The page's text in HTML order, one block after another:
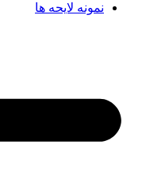
نمونه لایحه ها